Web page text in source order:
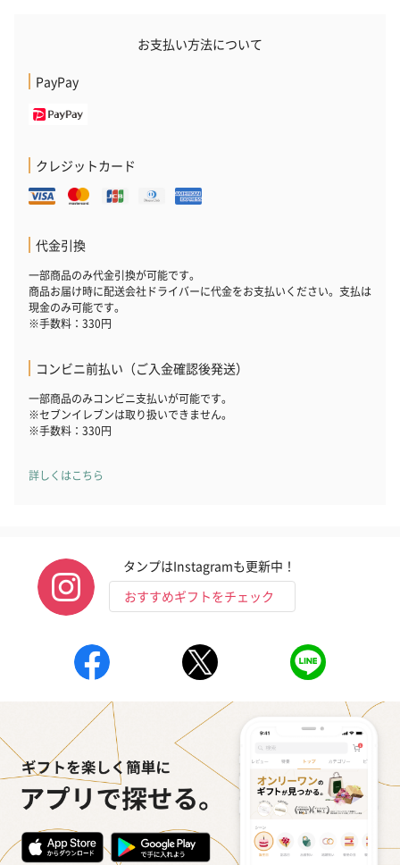
フラッグカプセル：イ
ンセンススティック
お酒を同梱してお届けいたします。
※20歳未満の方への酒類の販売はいたしません。
プレミアムビール イネ
お酒にぴったりのおつまみ・サプリを同梱してお届けいたしま
す。
いぶりがっことチーズ
のオイル漬（981円）
ごろっとうまみ チーズ
のオイル漬（塩麹&レモ
ン）（981円）
しょっつるナ
円）
お支払い方法について
PayPay
クレジットカード
代金引換
一部商品のみ代金引換が可能です。
商品お届け時に配送会社ドライバーに代金をお支払いください。支払は
現金のみ可能です。
※手数料：330円
コンビニ前払い（ご入金確認後発送）
一部商品のみコンビニ支払いが可能です。
※セブンイレブンは取り扱いできません。
※手数料：330円
詳しくはこちら
タンプはInstagramも更新中！
おすすめギフトをチェック